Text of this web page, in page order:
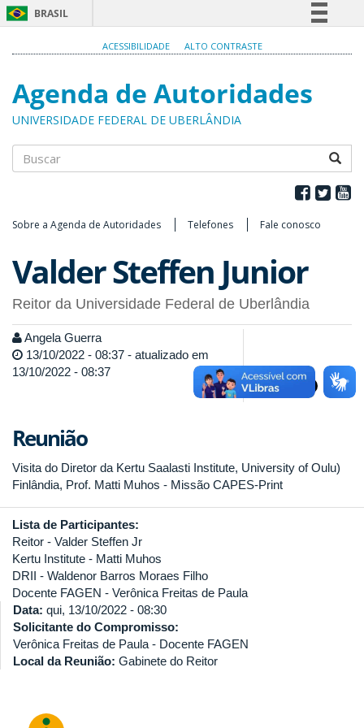
BRASIL
Participe
Acesso à informação
ACESSIBILIDADE ALTO CONTRASTE
Agenda de Autoridades
UNIVERSIDADE FEDERAL DE UBERLÂNDIA
Sobre a Agenda de Autoridades Telefones Fale conosco
Valder Steffen Junior
Reitor da Universidade Federal de Uberlândia
Angela Guerra
13/10/2022 - 08:37 - atualizado em
13/10/2022 - 08:37
Reunião
Visita do Diretor da Kertu Saalasti Institute, University of Oulu)
Finlândia, Prof. Matti Muhos - Missão CAPES-Print
Lista de Participantes:
Reitor - Valder Steffen Jr
Kertu Institute - Matti Muhos
DRII - Waldenor Barros Moraes Filho
Docente FAGEN - Verônica Freitas de Paula
Data: qui, 13/10/2022 - 08:30
Solicitante do Compromisso:
Verônica Freitas de Paula - Docente FAGEN
Local da Reunião: Gabinete do Reitor